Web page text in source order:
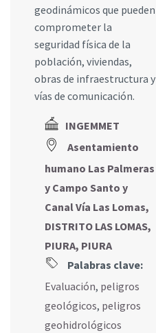
geodinámicos que pueden
comprometer la
seguridad física de la
población, viviendas,
obras de infraestructura y
vías de comunicación.
INGEMMET
Asentamiento
humano Las Palmeras
y Campo Santo y
Canal Vía Las Lomas,
DISTRITO LAS LOMAS,
PIURA, PIURA
Palabras clave:
Evaluación, peligros
geológicos, peligros
geohidrológicos